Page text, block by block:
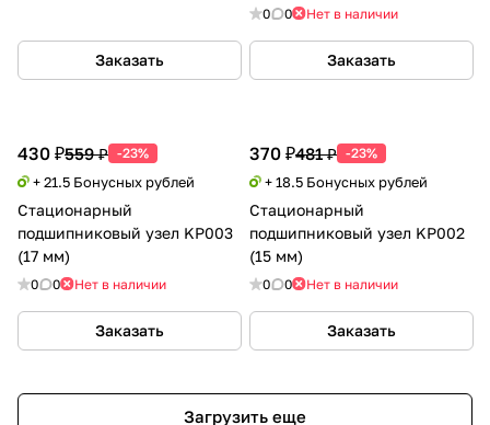
Заказать
0 0 Нет в наличии
Заказать
430 ₽559 ₽ -23%
+ 21.5 Бонусных рублей
Стационарный
подшипниковый узел KP003
(17 мм)
0 0 Нет в наличии
Заказать
370 ₽481 ₽ -23%
+ 18.5 Бонусных рублей
Стационарный
подшипниковый узел KP002
(15 мм)
0 0 Нет в наличии
Заказать
Загрузить еще